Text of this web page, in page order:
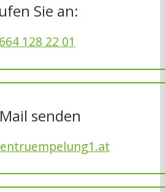
Sie an:
128 22 01
senden